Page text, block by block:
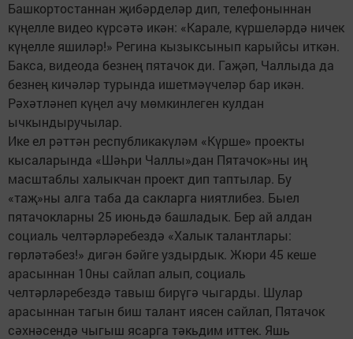
Башкортостаннан җибәрделәр дип, телефоныннан
күңелле видео күрсәтә икән: «Карале, күршеләрдә ничек
күңелле яшиләр!» Регина кызыксынып карыйсы иткән.
Бакса, видеода безнең пятачок ди. Гаҗәп, Чаллыда да
безнең кичәләр турында ишетмәүчеләр бар икән.
Рәхәтләнеп күңел ачу мөмкинлеген кулдан
ычкындыручылар.
Ике ел рәттән республикакүләм «Күрше» проекты
кысаларында «Шәһри Чаллы»дан Пятачок»ны иң
масштаблы халыкчан проект дип таптылар. Бу
«таҗ»ны алга таба да сакларга ниятлибез. Быел
пятачокларны 25 июньдә башладык. Бер ай алдан
социаль челтәрләребездә «Халык талантлары:
гөрләтәбез!» дигән бәйге уздырдык. Жюри 45 кеше
арасыннан 10ны сайлап алып, социаль
челтәрләребездә тавыш бирүгә чыгарды. Шулар
арасыннан тагын биш талант иясен сайлап, Пятачок
сәхнәсендә чыгыш ясарга тәкьдим иттек. Яшь